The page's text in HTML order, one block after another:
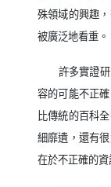
殊領域的興趣
被廣泛地看重。
許多實證
容的可能不正
比傳統的百科
細靡遺，還有
在於不正確的